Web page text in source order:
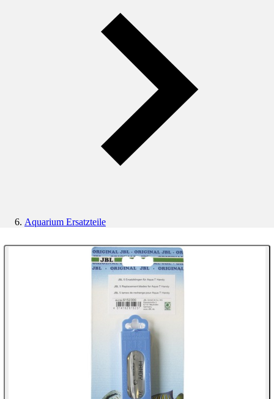
Aquarium Ersatzteile